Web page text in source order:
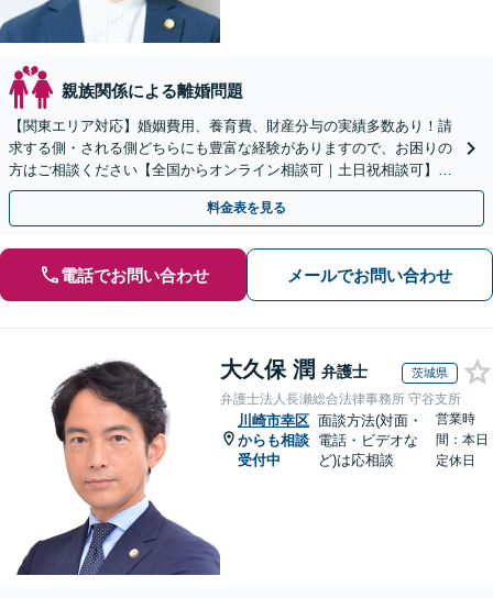
親族関係による離婚問題
【関東エリア対応】婚姻費用、養育費、財産分与の実績多数あり！請
求する側・される側どちらにも豊富な経験がありますので、お困りの
方はご相談ください【全国からオンライン相談可｜土日祝相談可】
【サブスクプランあり／セカンドオピニオン可】
料金表を見る
電話でお問い合わせ メールでお問い合わせ
大久保 潤 弁護士 茨城県
弁護士法人長瀬総合法律事務所 守谷支所
川崎市幸区
からも相談
受付中
面談方法(対面・
電話・ビデオな
ど)は応相談
営業時
間：本日
定休日